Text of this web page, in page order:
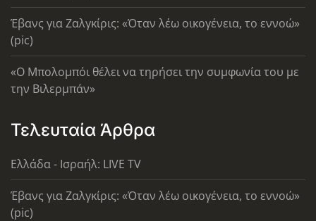
Έβανς για Ζαλγκίρις: «Όταν λέω οικογένεια, το εννοώ»
(pic)
«Ο Μπολομπόι θέλει να τηρήσει την συμφωνία του με
την Βιλερμπάν»
Τελευταία Άρθρα
Ελλάδα - Ισραήλ: LIVE TV
Έβανς για Ζαλγκίρις: «Όταν λέω οικογένεια, το εννοώ»
(pic)